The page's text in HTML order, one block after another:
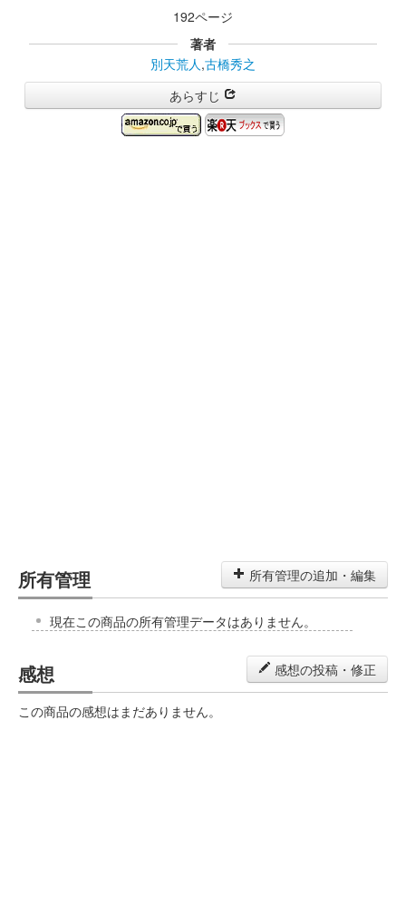
192ページ
著者
別天荒人,古橋秀之
あらすじ
所有管理 所有管理の追加・編集
現在この商品の所有管理データはありません。
感想 感想の投稿・修正
この商品の感想はまだありません。